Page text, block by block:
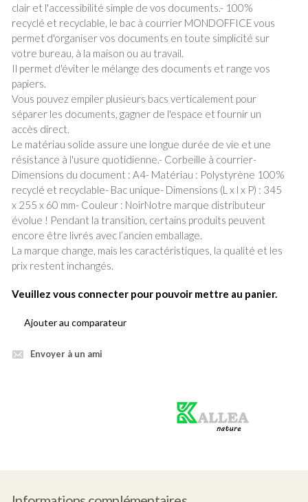
clair et l'accessibilité simple de vos documents.- 100%
recyclé et recyclable, le bac à courrier MONDOFFICE vous
permet d'organiser vos documents en toute simplicité sur
votre bureau, à la maison ou au travail.
Il permet d'éviter le mélange des documents et range vos
papiers.
Vous pouvez empiler plusieurs bacs verticalement pour
séparer les documents, gagner de l'espace et fournir un
accès direct.
Le matériau solide assure une longue durée de vie et une
résistance à l'usure quotidienne.- Corbeille à courrier-
Dimensions du document : A4- Matériau : Polystyrène 100%
recyclé et recyclable- Bac unique- Dimensions (L x l x P) : 345
x 255 x 60 mm- Couleur : NoirNotre marque distributeur
évolue ! Pendant la transition, certains produits peuvent
encore être livrés avec l’ancien emballage.
La marque change, mais les caractéristiques, la qualité et les
prix restent inchangés.
Veuillez vous connecter pour pouvoir mettre au panier.
Ajouter au comparateur
Envoyer à un ami